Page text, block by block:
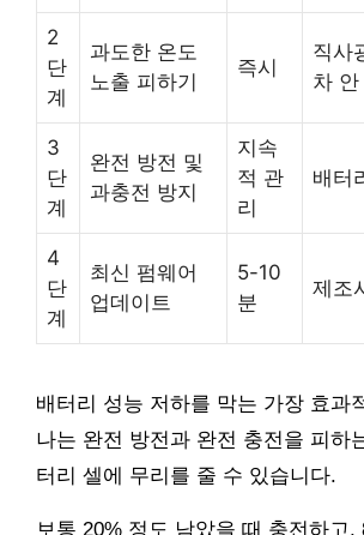
2
단
계
과도한 온도
노출 피하기
즉시
직사
차 안
3
단
계
완전 방전 및
과충전 방지
지속
적 관
리
배터
4
단
계
최신 펌웨어
업데이트
5-10
분
제조
배터리 성능 저하를 막는 가장 효과
나는 완전 방전과 완전 충전을 피하
터리 셀에 무리를 줄 수 있습니다.
보통 20% 정도 남았을 때 충전하고,